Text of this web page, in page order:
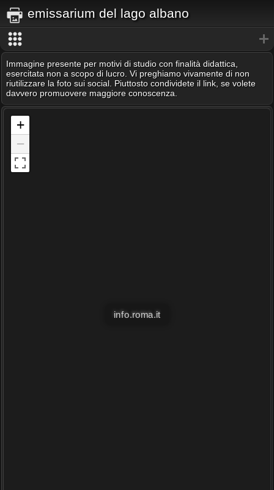
emissarium del lago albano
Immagine presente per motivi di studio con finalità didattica,
esercitata non a scopo di lucro. Vi preghiamo vivamente di non
riutilizzare la foto sui social. Piuttosto condividete il link, se volete
davvero promuovere maggiore conoscenza.
+
−
info.roma.it